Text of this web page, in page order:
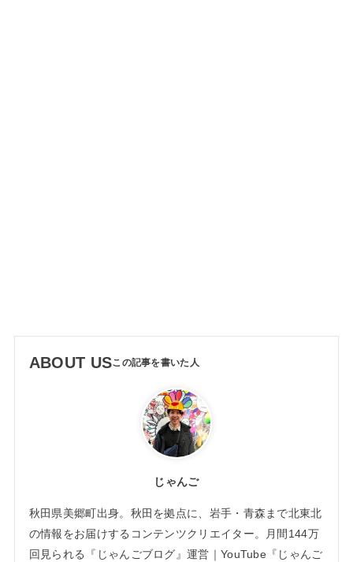
ABOUT US
じゃんご
秋田県美郷町出身。秋田を拠点に、岩手・青森まで北東北
の情報をお届けするコンテンツクリエイター。月間144万
回見られる『じゃんごブログ』運営｜YouTube『じゃんご